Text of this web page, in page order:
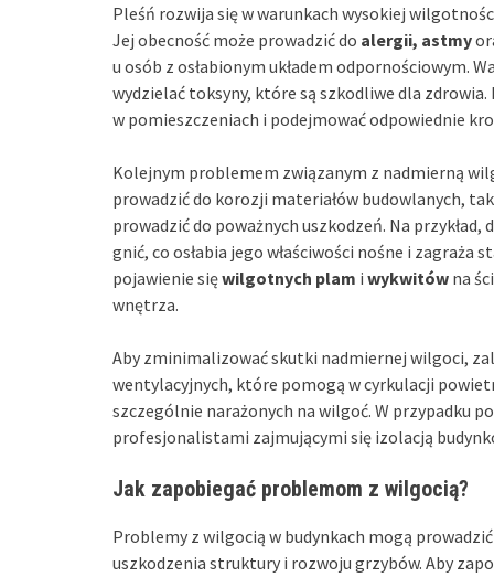
Pleśń rozwija się w warunkach wysokiej
Jej obecność może prowadzić do alergii, astmy
u osób z osłabionym układem odpornościowym.
wydzielać toksyny, które są szkodliwe dla
w pomieszczeniach i podejmować odpowiednie
Kolejnym problemem związanym z nadmierną
prowadzić do korozji materiałów budowlanych,
prowadzić do poważnych uszkodzeń. Na
gnić, co osłabia jego właściwości nośne i
pojawienie sięwilgotnych plam i wykwitów na
wnętrza.
Aby zminimalizować skutki nadmiernej wilgoci,
wentylacyjnych, które pomogą w cyrkulacji
szczególnie narażonych na wilgoć. W przypadku
profesjonalistami zajmującymi się izolacją
Jak zapobiegać problemom z wilgocią?
Problemy z wilgocią w budynkach mogą
uszkodzenia struktury i rozwoju grzybów. Aby